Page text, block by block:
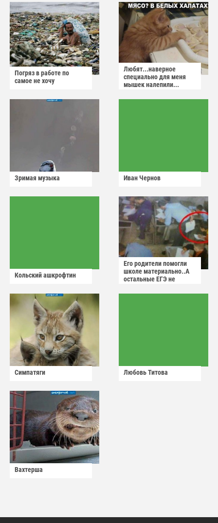
Погряз в работе по
самое не хочу
Любят...наверное
специально для меня
мышек налепили...
Зримая музыка Иван Чернов
Кольский ашкрофтин
Его родители помогли
школе материально..А
остальные ЕГЭ не
Симпатяги Любовь Титова
Вахтерша